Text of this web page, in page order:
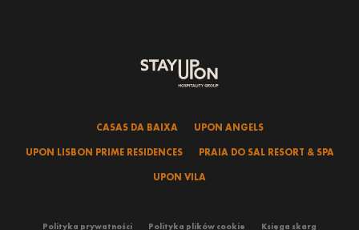
CASAS DA BAIXA
UPON ANGELS
UPON LISBON PRIME RESIDENCES
PRAIA DO SAL RESORT & SPA
UPON VILA
Polityka prywatności Polityka plików cookie Księga skarg